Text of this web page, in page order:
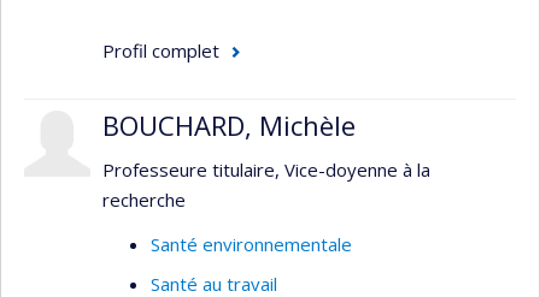
Profil complet
BOUCHARD, Michèle
Professeure titulaire, Vice-doyenne à la
recherche
Santé environnementale
Santé au travail